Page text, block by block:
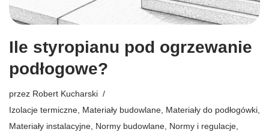
Ile styropianu pod ogrzewanie
podłogowe?
przez Robert Kucharski
Izolacje termiczne Materiały budowlane Materiały do podłogówki
Materiały instalacyjne Normy budowlane Normy i regulacje